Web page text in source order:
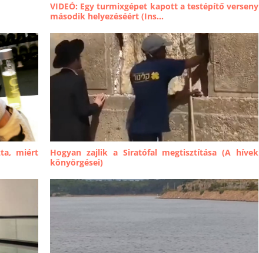
VIDEÓ: Egy turmixgépet kapott a testépítő verseny
második helyezéséért (Ins...
miért
Hogyan zajlik a Siratófal megtisztítása (A hívek
könyörgései)